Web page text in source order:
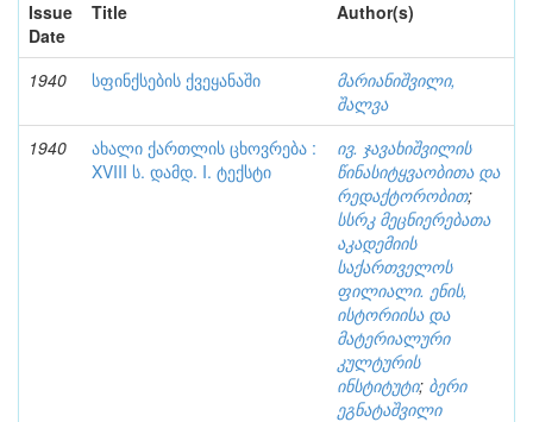
Issue
Date
Title Author(s)
1940 სფინქსების ქვეყანაში
მარიანიშვილი,
შალვა
1940
ახალი ქართლის ცხოვრება :
XVIII ს. დამდ. I. ტექსტი
ივ. ჯავახიშვილის
წინასიტყვაობითა და
რედაქტორობით;
სსრკ მეცნიერებათა
აკადემიის
საქართველოს
ფილიალი. ენის,
ისტორიისა და
მატერიალური
კულტურის
ინსტიტუტი; ბერი
ეგნატაშვილი